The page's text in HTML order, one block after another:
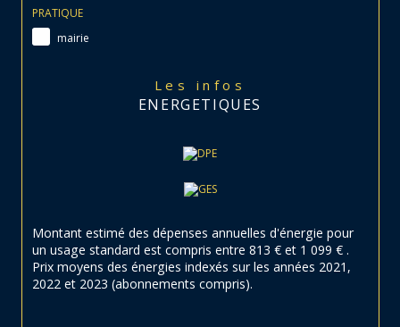
PRATIQUE
mairie
Les infos
ENERGETIQUES
Montant estimé des dépenses annuelles d'énergie pour
un usage standard est compris entre 813 € et 1 099 € .
Prix moyens des énergies indexés sur les années 2021,
2022 et 2023 (abonnements compris).